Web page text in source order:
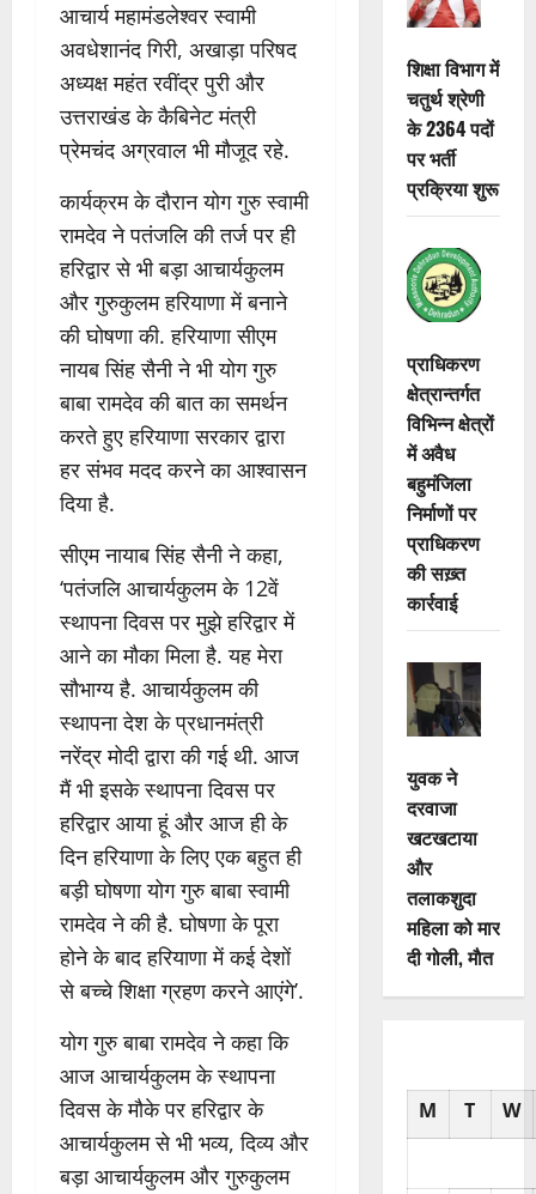
आचार्य महामंडलेश्वर स्वामी
अवधेशानंद गिरी, अखाड़ा परिषद
अध्यक्ष महंत रवींद्र पुरी और
उत्तराखंड के कैबिनेट मंत्री
प्रेमचंद अग्रवाल भी मौजूद रहे.
कार्यक्रम के दौरान योग गुरु स्वामी
रामदेव ने पतंजलि की तर्ज पर ही
हरिद्वार से भी बड़ा आचार्यकुलम
और गुरुकुलम हरियाणा में बनाने
की घोषणा की. हरियाणा सीएम
नायब सिंह सैनी ने भी योग गुरु
बाबा रामदेव की बात का समर्थन
करते हुए हरियाणा सरकार द्वारा
हर संभव मदद करने का आश्वासन
दिया है.
सीएम नायाब सिंह सैनी ने कहा,
‘पतंजलि आचार्यकुलम के 12वें
स्थापना दिवस पर मुझे हरिद्वार में
आने का मौका मिला है. यह मेरा
सौभाग्य है. आचार्यकुलम की
स्थापना देश के प्रधानमंत्री
नरेंद्र मोदी द्वारा की गई थी. आज
मैं भी इसके स्थापना दिवस पर
हरिद्वार आया हूं और आज ही के
दिन हरियाणा के लिए एक बहुत ही
बड़ी घोषणा योग गुरु बाबा स्वामी
रामदेव ने की है. घोषणा के पूरा
होने के बाद हरियाणा में कई देशों
से बच्चे शिक्षा ग्रहण करने आएंगे’.
योग गुरु बाबा रामदेव ने कहा कि
आज आचार्यकुलम के स्थापना
दिवस के मौके पर हरिद्वार के
आचार्यकुलम से भी भव्य, दिव्य और
बड़ा आचार्यकुलम और गुरुकुलम
शिक्षा विभाग में
चतुर्थ श्रेणी
के 2364 पदों
पर भर्ती
प्रक्रिया शुरू
प्राधिकरण
क्षेत्रान्तर्गत
विभिन्न क्षेत्रों
में अवैध
बहुमंजिला
निर्माणों पर
प्राधिकरण
की सख़्त
कार्रवाई
युवक ने
दरवाजा
खटखटाया
और
तलाकशुदा
महिला को मार
दी गोली, माैत
M T W